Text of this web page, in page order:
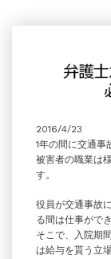
2016/4/23
1年の間に交通事
被害者の職業は
す。
役員が交通事故
る間は仕事がで
そこで、入院期
は給与を貰う立